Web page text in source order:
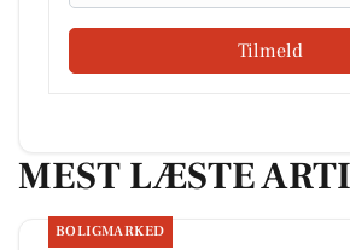
Tilmeld
MEST LÆSTE
BOLIGMARKED